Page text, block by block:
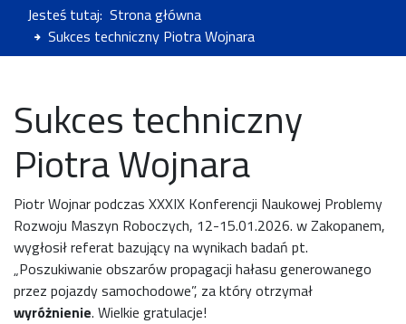
Jesteś tutaj: Strona główna
Sukces techniczny Piotra Wojnara
Sukces techniczny
Piotra Wojnara
Piotr Wojnar podczas XXXIX Konferencji Naukowej Problemy
Rozwoju Maszyn Roboczych, 12-15.01.2026. w Zakopanem,
wygłosił referat bazujący na wynikach badań pt.
„Poszukiwanie obszarów propagacji hałasu generowanego
przez pojazdy samochodowe”, za który otrzymał
wyróżnienie. Wielkie gratulacje!